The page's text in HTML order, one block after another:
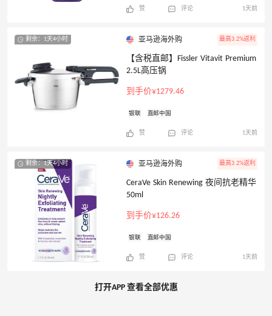
赞 评论 1天前
剩余：1天4小时 亚马逊海外购 最高3.2%返利
【含税直邮】Fissler Vitavit Premium
2.5L高压锅
到手价¥1279.46
银联 直邮中国
赞 评论 1天前
剩余：1天4小时 亚马逊海外购 最高3.2%返利
CeraVe Skin Renewing 夜间抗老精华
50ml
到手价¥126.26
银联 直邮中国
赞 评论 1天前
打开APP 查看全部优惠